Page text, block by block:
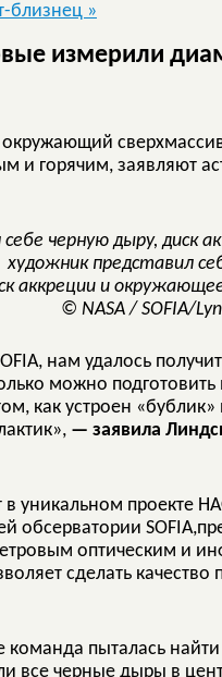
близнец »
измерили
и горячим, заявляют
художник представил
аккреции и
© NASA / SOFIA/
нам удалось
можно
как устроен
— заявила
уникальном проекте
обсерватории
оптическим и
сделать
команда пыталась
все черные дыры в